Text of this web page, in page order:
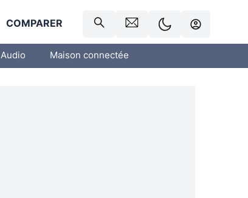
COMPARER
Audio Maison connectée